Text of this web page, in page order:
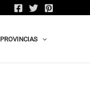
PROVINCIAS